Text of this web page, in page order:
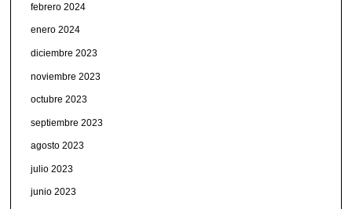
febrero 2024
enero 2024
diciembre 2023
noviembre 2023
octubre 2023
septiembre 2023
agosto 2023
julio 2023
junio 2023